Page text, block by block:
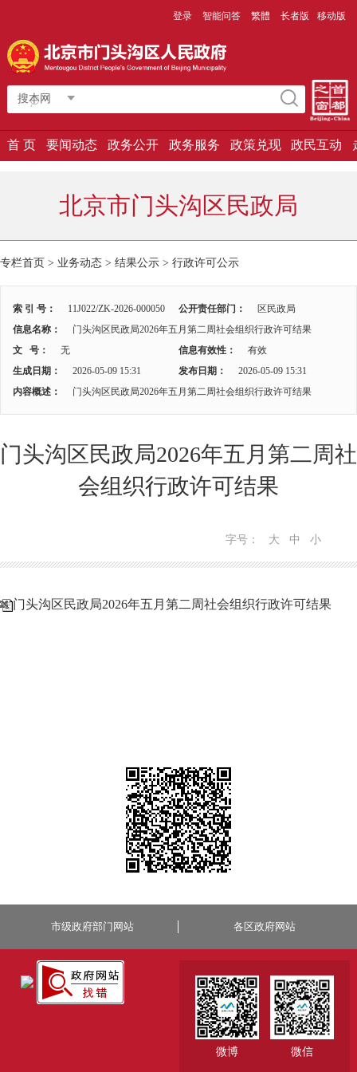
登录 智能问答 繁體 长者版 移动版
搜本网
首 页 要闻动态 政务公开 政务服务 政策兑现 政民互动
北京市门头沟区民政局
专栏首页 > 业务动态 > 结果公示 > 行政许可公示
索 引 号： 11J022/ZK-2026-000050 公开责任部门：
区民政局
信息名称：
门头沟区民政局2026年五月第二周社会组织行政许可结果
文 号：
无 信息有效性：
有效
生成日期：
2026-05-09 15:31 发布日期：
2026-05-09 15:31
内容概述：
门头沟区民政局2026年五月第二周社会组织行政许可结果
门头沟区民政局2026年五月第二周社
会组织行政许可结果
字号： 大 中 小
门头沟区民政局2026年五月第二周社会组织行政许可结果
市级政府部门网站 各区政府网站
微博 微信